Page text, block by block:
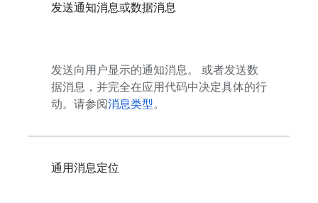
发送通知消息或数据消息
发送向用户显示的通知消息。 或者发送数
据消息，并完全在应用代码中决定具体的行
动。请参阅消息类型。
通用消息定位